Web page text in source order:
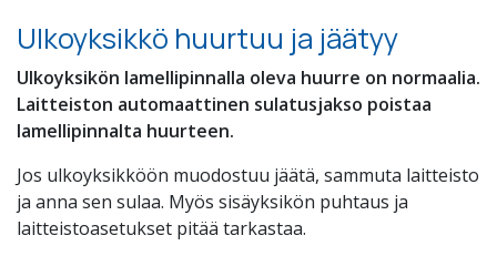
Ulkoyksikkö huurtuu ja jäätyy
Ulkoyksikön lamellipinnalla oleva huurre on normaalia.
Laitteiston automaattinen sulatusjakso poistaa
lamellipinnalta huurteen.
Jos ulkoyksikköön muodostuu jäätä, sammuta laitteisto
ja anna sen sulaa. Myös sisäyksikön puhtaus ja
laitteistoasetukset pitää tarkastaa.